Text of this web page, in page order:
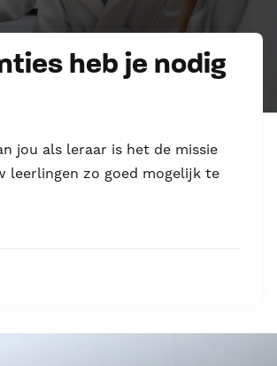
heb je nodig
jou als leraar is het de missie
leerlingen zo goed mogelijk te